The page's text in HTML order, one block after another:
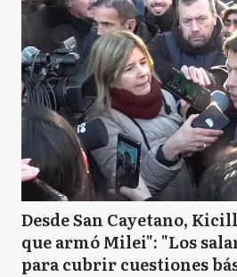
Desde San Cayetano,
que armó Milei": "Los
para cubrir cuestiones